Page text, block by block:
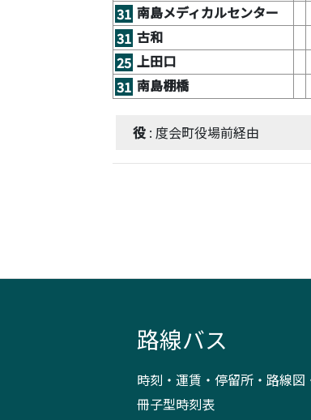
31 南島メディカルセンター
31 古和
25 上田口
31 南島棚橋
役 : 度会町役場前経由
路線バス
時刻・運賃・停留所・路線図
冊子型時刻表